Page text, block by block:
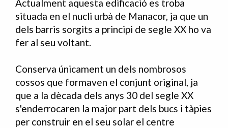
Actualment aquesta edificació es troba
situada en el nucli urbà de Manacor, ja que un
dels barris sorgits a principi de segle XX ho va
fer al seu voltant.
Conserva únicament un dels nombrosos
cossos que formaven el conjunt original, ja
que a la dècada dels anys 30 del segle XX
s'enderrocaren la major part dels bucs i tàpies
per construir en el seu solar el centre